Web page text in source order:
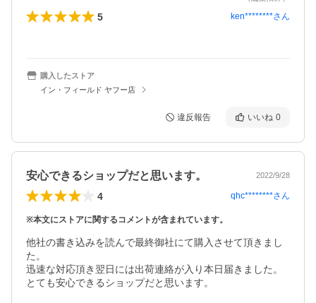
5 ken********さん
購入したストア
イン・フィールド ヤフー店
違反報告 いいね 0
安心できるショップだと思います。 2022/9/28
4 qhc********さん
※本文にストアに関するコメントが含まれています。
他社の書き込みを読んで最終御社にて購入させて頂きまし
た。
迅速な対応頂き翌日には出荷連絡が入り本日届きました。
とても安心できるショップだと思います。